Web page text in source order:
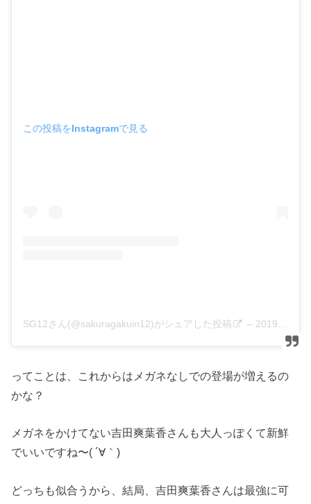
この投稿をInstagramで見る
SG12さん(@sakuragakuin12)がシェアした投稿 – 2019年 5月月25日午後10時20分PDT
ってことは、これからはメガネなしでの登場が増えるの
かな？
メガネをかけてない吉田爽葉香さんも大人っぽくて新鮮
でいいですね〜( ´∀｀)
どっちも似合うから、結局、吉田爽葉香さんは最強に可